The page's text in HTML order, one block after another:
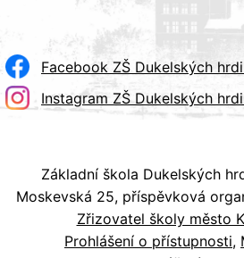
Facebook ZŠ Dukelských
Instagram ZŠ Dukelských
Základní škola Dukelských
Moskevská 25, příspěvková
Zřizovatel školy město
Prohlášení o přístupnosti